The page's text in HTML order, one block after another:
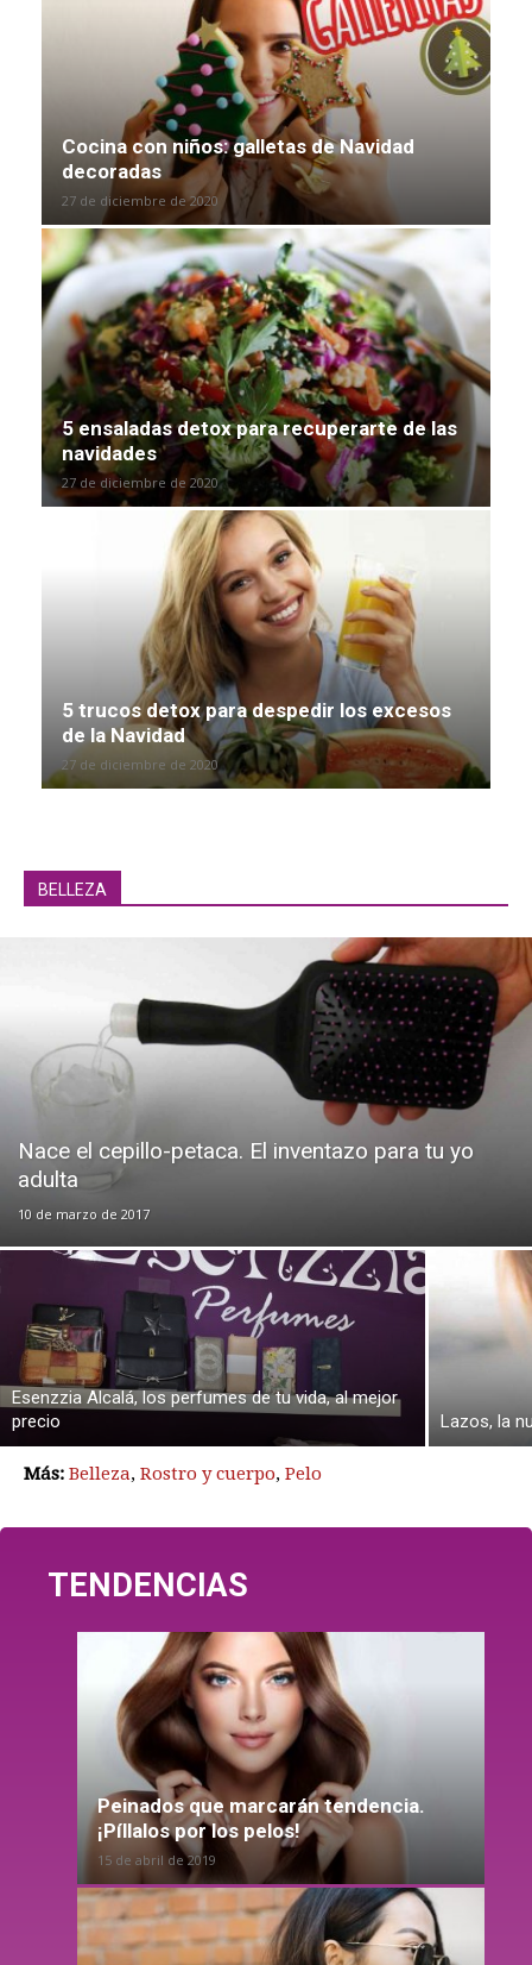
Cocina con niños: galletas de Navidad
decoradas
27 de diciembre de 2020
5 ensaladas detox para recuperarte de las
navidades
27 de diciembre de 2020
5 trucos detox para despedir los excesos
de la Navidad
27 de diciembre de 2020
BELLEZA
Nace el cepillo-petaca. El inventazo para tu yo
adulta
10 de marzo de 2017
Esenzzia Alcalá, los perfumes de tu vida, al mejor
precio
Lazos, la
Más: Belleza, Rostro y cuerpo, Pelo
TENDENCIAS
Peinados que marcarán tendencia.
¡Píllalos por los pelos!
15 de abril de 2019